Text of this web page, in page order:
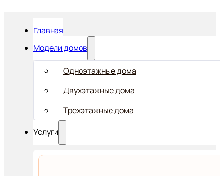
Главная
Модели домов
Одноэтажные дома
Двухэтажные дома
Трехэтажные дома
Услуги